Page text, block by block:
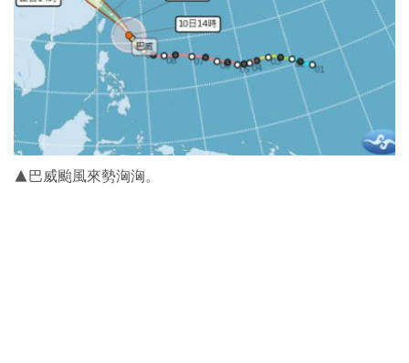
▲巴威颱風來勢洶洶。